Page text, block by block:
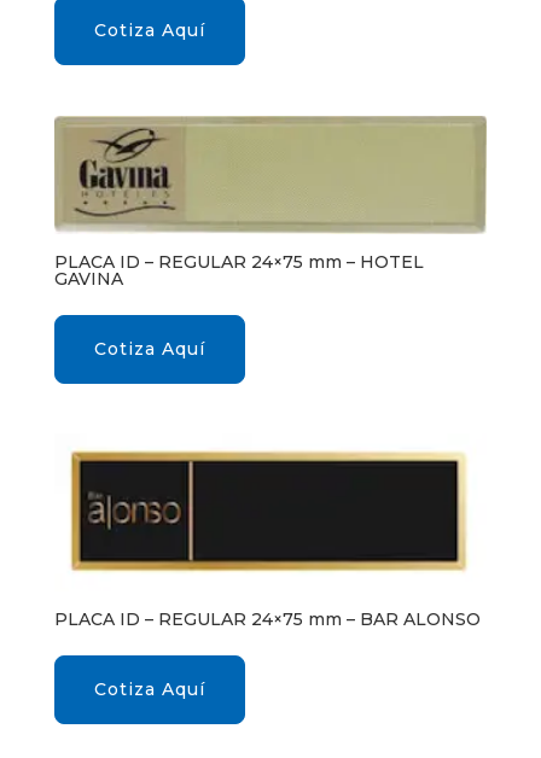
Cotiza Aquí
PLACA ID – REGULAR 24×75 mm – HOTEL
GAVINA
Cotiza Aquí
PLACA ID – REGULAR 24×75 mm – BAR ALONSO
Cotiza Aquí